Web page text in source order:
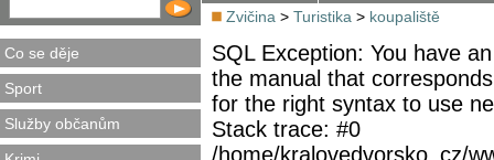
Co se děje
Sport
Služby občanům
Zvičina > Turistika > koupaliště
SQL Exception: You have
the manual that
for the right syntax to use
Stack trace: #0
/home/kralovedvorsko_cz/